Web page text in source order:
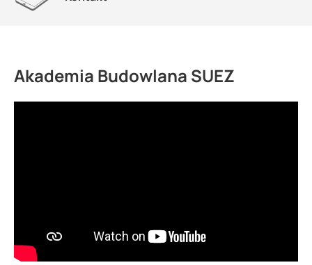
Akademia Budowlana SUEZ